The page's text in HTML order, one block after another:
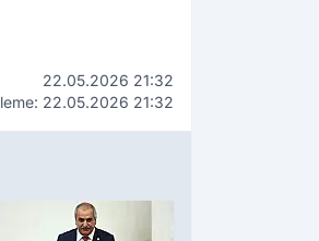
22.05.2026 21:32
22.05.2026 21:32